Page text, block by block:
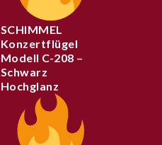
SCHIMMEL
Konzertflügel
Modell C-208 –
Schwarz
Hochglanz